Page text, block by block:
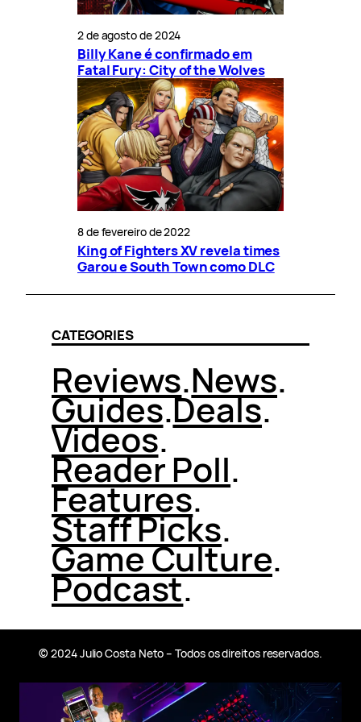
2 de agosto de 2024
Billy Kane é confirmado em
Fatal Fury: City of the Wolves
8 de fevereiro de 2022
King of Fighters XV revela times
Garou e South Town como DLC
CATEGORIES
Reviews.News.
Guides.Deals.
Videos.
Reader Poll.
Features.
Staff Picks.
Game Culture.
Podcast.
© 2024 Julio Costa Neto – Todos os direitos reservados.